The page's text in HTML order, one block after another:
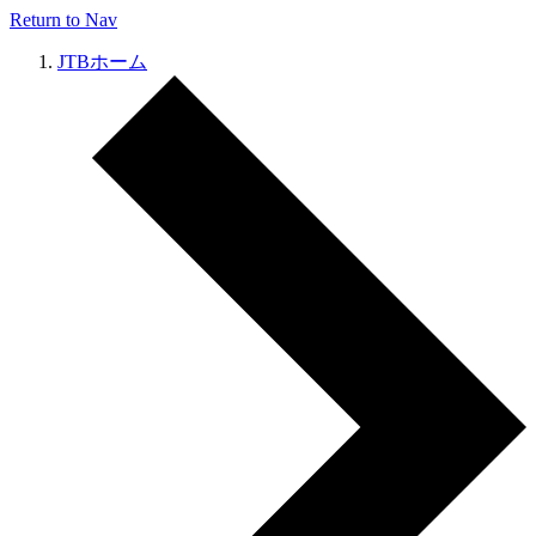
Return to Nav
JTBホーム